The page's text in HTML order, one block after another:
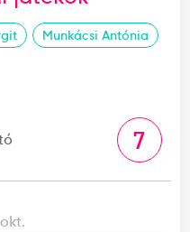
Munkácsi Antónia
7